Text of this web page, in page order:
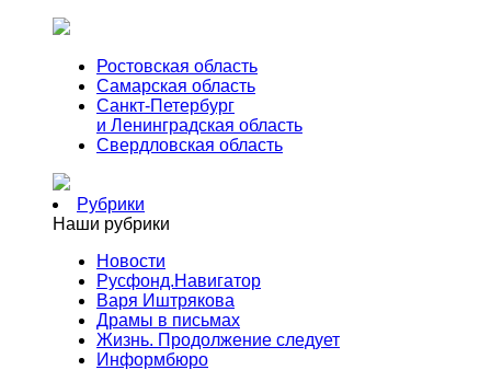
Ростовская область
Самарская область
Санкт-Петербург
и Ленинградская область
Свердловская область
Рубрики
Наши рубрики
Новости
Русфонд.Навигатор
Варя Иштрякова
Драмы в письмах
Жизнь. Продолжение следует
Информбюро